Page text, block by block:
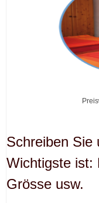
Schreiben Sie
Wichtigste ist:
Grösse usw.